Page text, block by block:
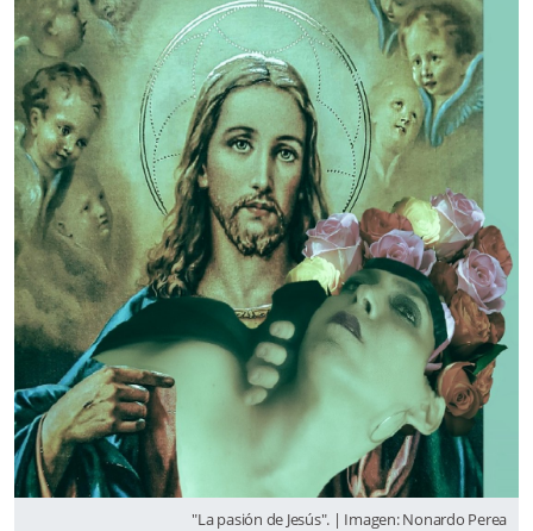
"La pasión de Jesús". | Imagen: Nonardo Perea